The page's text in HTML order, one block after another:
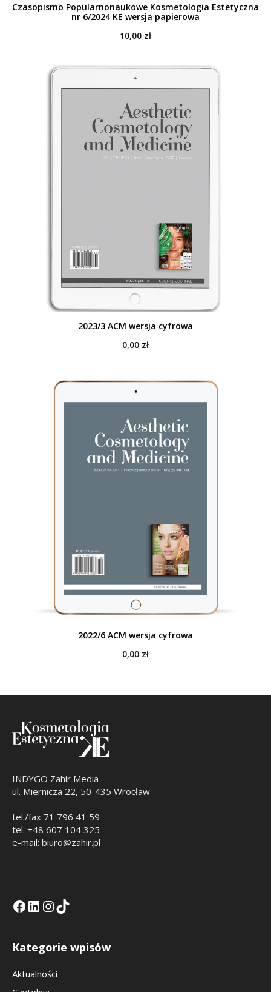
Czasopismo Popularnonaukowe Kosmetologia Estetyczna
nr 6/2024 KE wersja papierowa
10,00 zł
2023/3 ACM wersja cyfrowa
0,00 zł
2022/6 ACM wersja cyfrowa
0,00 zł
INDYGO Zahir Media
ul. Miernicza 22, 50-435 Wrocław
tel./fax 71 796 41 59
tel. +48 607 104 325
e-mail: biuro@zahir.pl
Facebook
LinkedIn
Tik Tok KEInstagramm KE
Kategorie wpisów
Aktualności